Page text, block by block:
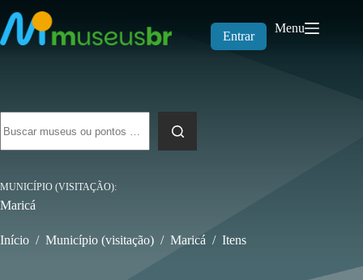
para
o
conteúdo
Entrar
Menu
resultados
MUNICÍPIO (VISITAÇÃO)
Maricá
Início / Município (visitação) / Maricá / Itens